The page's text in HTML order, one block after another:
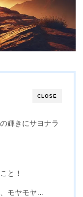
CLOSE
輝きにサヨナラ
と！
モヤモヤ…